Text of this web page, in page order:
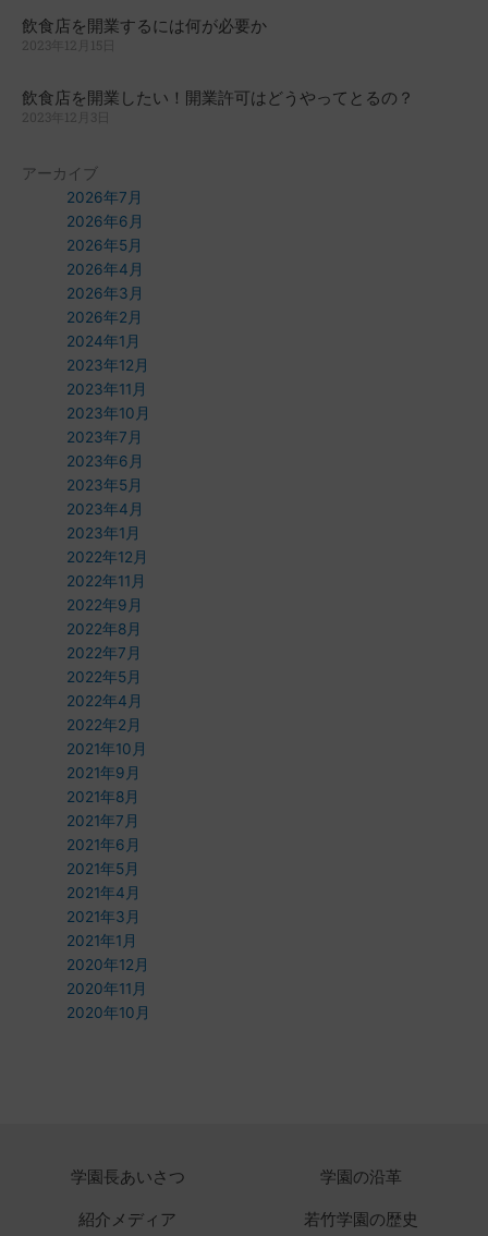
飲食店を開業するには何が必要か
2023年12月15日
飲食店を開業したい！開業許可はどうやってとるの？
2023年12月3日
アーカイブ
2026年7月
2026年6月
2026年5月
2026年4月
2026年3月
2026年2月
2024年1月
2023年12月
2023年11月
2023年10月
2023年7月
2023年6月
2023年5月
2023年4月
2023年1月
2022年12月
2022年11月
2022年9月
2022年8月
2022年7月
2022年5月
2022年4月
2022年2月
2021年10月
2021年9月
2021年8月
2021年7月
2021年6月
2021年5月
2021年4月
2021年3月
2021年1月
2020年12月
2020年11月
2020年10月
学園長あいさつ 学園の沿革
紹介メディア 若竹学園の歴史